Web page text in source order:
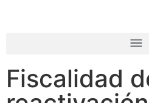
Fiscalidad